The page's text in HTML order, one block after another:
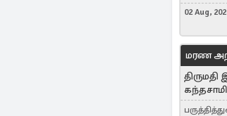
Jaffna,
02 Aug,
மரண
கந்தசாமி